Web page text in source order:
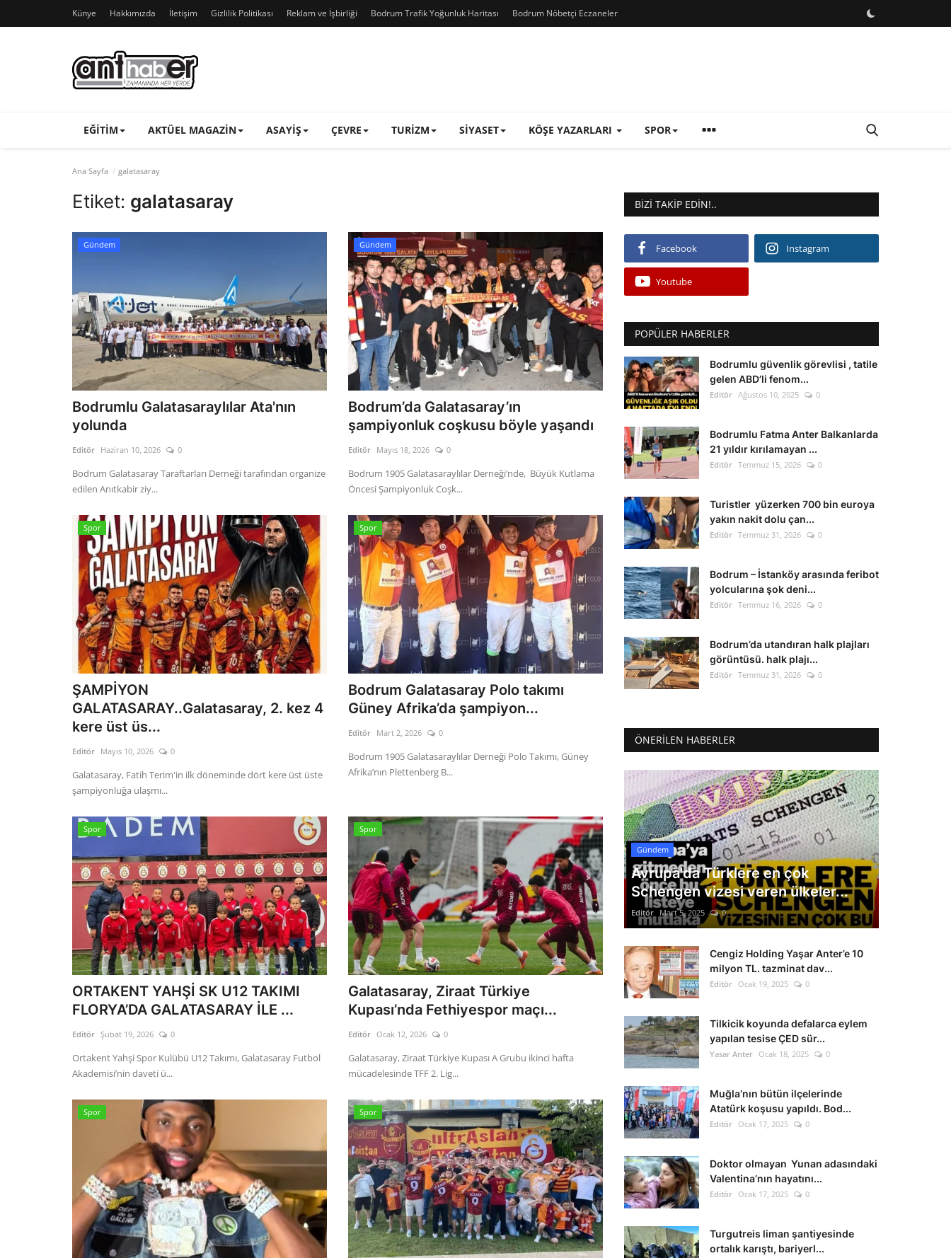
Künye Hakkımızda İletişim Gizlilik Politikası Reklam ve İşbirliği Bodrum Trafik Yoğunluk Haritası Bodrum Nöbetçi Eczaneler
EĞITIM AKTÜEL MAGAZIN ASAYIŞ ÇEVRE TURIZM SIYASET KÖŞE YAZARLARI SPOR
Ana Sayfa galatasaray
Etiket: galatasaray
Gündem
Bodrumlu Galatasaraylılar Ata'nın
yolunda
Editör Haziran 10, 2026 0
Bodrum Galatasaray Taraftarları Derneği tarafından organize
edilen Anıtkabir ziy...
Gündem
Bodrum’da Galatasaray’ın
şampiyonluk coşkusu böyle yaşandı
Editör Mayıs 18, 2026 0
Bodrum 1905 Galatasaraylılar Derneği’nde, Büyük Kutlama
Öncesi Şampiyonluk Coşk...
Spor
ŞAMPİYON
GALATASARAY..Galatasaray, 2. kez 4
kere üst üs...
Editör Mayıs 10, 2026 0
Galatasaray, Fatih Terim'in ilk döneminde dört kere üst üste
şampiyonluğa ulaşmı...
Spor
Bodrum Galatasaray Polo takımı
Güney Afrika’da şampiyon...
Editör Mart 2, 2026 0
Bodrum 1905 Galatasaraylılar Derneği Polo Takımı, Güney
Afrika’nın Plettenberg B...
Spor
ORTAKENT YAHŞİ SK U12 TAKIMI
FLORYA’DA GALATASARAY İLE ...
Editör Şubat 19, 2026 0
Ortakent Yahşi Spor Kulübü U12 Takımı, Galatasaray Futbol
Akademisi’nin daveti ü...
Spor
Galatasaray, Ziraat Türkiye
Kupası’nda Fethiyespor maçı...
Editör Ocak 12, 2026 0
Galatasaray, Ziraat Türkiye Kupası A Grubu ikinci hafta
mücadelesinde TFF 2. Lig...
Spor Spor
BIZI TAKIP EDIN!..
Facebook Instagram
Youtube
POPÜLER HABERLER
Bodrumlu güvenlik görevlisi , tatile
gelen ABD’li fenom...
Editör Ağustos 10, 2025 0
Bodrumlu Fatma Anter Balkanlarda
21 yıldır kırılamayan ...
Editör Temmuz 15, 2026 0
Turistler yüzerken 700 bin euroya
yakın nakit dolu çan...
Editör Temmuz 31, 2026 0
Bodrum – İstanköy arasında feribot
yolcularına şok deni...
Editör Temmuz 16, 2026 0
Bodrum’da utandıran halk plajları
görüntüsü. halk plajı...
Editör Temmuz 31, 2026 0
ÖNERILEN HABERLER
Gündem
Avrupa'da Türklere en çok
Schengen vizesi veren ülkeler...
Editör Mart 5, 2025 0
Cengiz Holding Yaşar Anter’e 10
milyon TL. tazminat dav...
Editör Ocak 19, 2025 0
Tilkicik koyunda defalarca eylem
yapılan tesise ÇED sür...
Yasar Anter Ocak 18, 2025 0
Muğla’nın bütün ilçelerinde
Atatürk koşusu yapıldı. Bod...
Editör Ocak 17, 2025 0
Doktor olmayan Yunan adasındaki
Valentina’nın hayatını...
Editör Ocak 17, 2025 0
Turgutreis liman şantiyesinde
ortalık karıştı, bariyerl...